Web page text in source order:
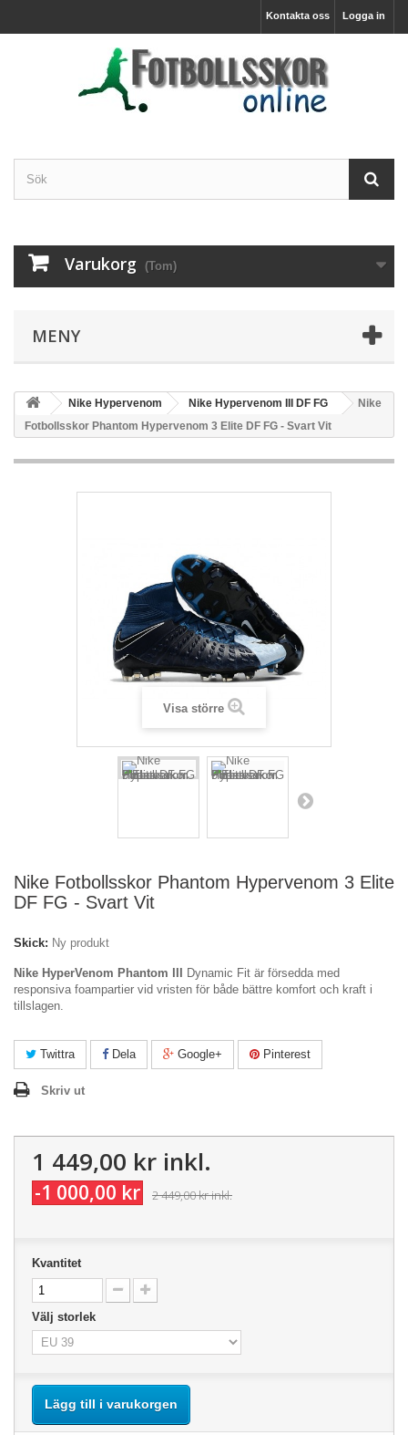
Logga in
Kontakta oss
Varukorg (Tom)
MENY
Nike Hypervenom Nike Hypervenom III DF FG
Nike
Fotbollsskor Phantom Hypervenom 3 Elite DF FG - Svart Vit
Visa större
Nike Fotbollsskor Phantom Hypervenom 3 Elite
DF FG - Svart Vit
Skick: Ny produkt
Nike HyperVenom Phantom III
Dynamic Fit är försedda med
responsiva foampartier vid vristen för både bättre komfort och kraft i
tillslagen.
Twittra Dela Google+ Pinterest
Skriv ut
1 449,00 kr inkl.
-1 000,00 kr 2 449,00 krinkl.
Kvantitet
Välj storlek
Lägg till i varukorgen